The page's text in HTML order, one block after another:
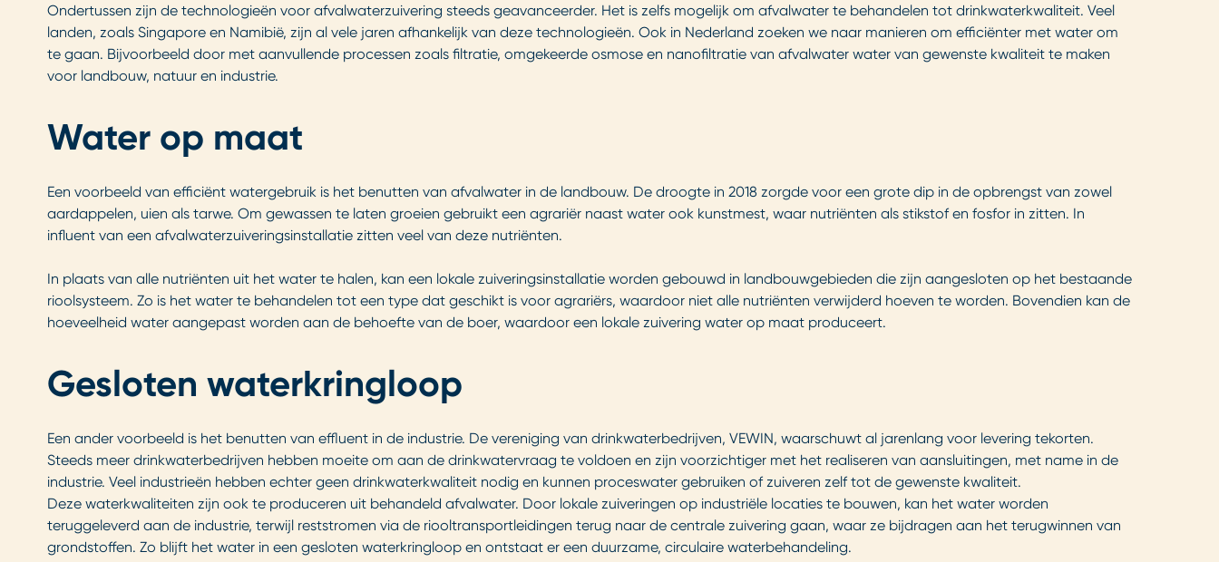
Ondertussen zijn de technologieën voor afvalwaterzuivering steeds geavanceerder. Het is zelfs mogelijk om afvalwater te behandelen tot drinkwaterkwaliteit. Veel
landen, zoals Singapore en Namibië, zijn al vele jaren afhankelijk van deze technologieën. Ook in Nederland zoeken we naar manieren om efficiënter met water om
te gaan. Bijvoorbeeld door met aanvullende processen zoals filtratie, omgekeerde osmose en nanofiltratie van afvalwater water van gewenste kwaliteit te maken
voor landbouw, natuur en industrie.
Water op maat
Een voorbeeld van efficiënt watergebruik is het benutten van afvalwater in de landbouw. De droogte in 2018 zorgde voor een grote dip in de opbrengst van zowel
aardappelen, uien als tarwe. Om gewassen te laten groeien gebruikt een agrariër naast water ook kunstmest, waar nutriënten als stikstof en fosfor in zitten. In
influent van een afvalwaterzuiveringsinstallatie zitten veel van deze nutriënten.
In plaats van alle nutriënten uit het water te halen, kan een lokale zuiveringsinstallatie worden gebouwd in landbouwgebieden die zijn aangesloten op het bestaande
rioolsysteem. Zo is het water te behandelen tot een type dat geschikt is voor agrariërs, waardoor niet alle nutriënten verwijderd hoeven te worden. Bovendien kan de
hoeveelheid water aangepast worden aan de behoefte van de boer, waardoor een lokale zuivering water op maat produceert.
Gesloten waterkringloop
Een ander voorbeeld is het benutten van effluent in de industrie. De vereniging van drinkwaterbedrijven, VEWIN, waarschuwt al jarenlang voor levering tekorten.
Steeds meer drinkwaterbedrijven hebben moeite om aan de drinkwatervraag te voldoen en zijn voorzichtiger met het realiseren van aansluitingen, met name in de
industrie. Veel industrieën hebben echter geen drinkwaterkwaliteit nodig en kunnen proceswater gebruiken of zuiveren zelf tot de gewenste kwaliteit.
Deze waterkwaliteiten zijn ook te produceren uit behandeld afvalwater. Door lokale zuiveringen op industriële locaties te bouwen, kan het water worden
teruggeleverd aan de industrie, terwijl reststromen via de riooltransportleidingen terug naar de centrale zuivering gaan, waar ze bijdragen aan het terugwinnen van
grondstoffen. Zo blijft het water in een gesloten waterkringloop en ontstaat er een duurzame, circulaire waterbehandeling.